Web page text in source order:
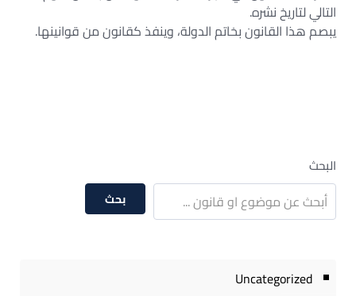
التالي لتاريخ نشره.
يبصم هذا القانون بخاتم الدولة، وينفذ كقانون من قوانينها.
البحث
بحث
Uncategorized